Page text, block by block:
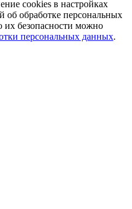
cookies в настройках
об обработке персональных
безопасности можно
персональных данных.